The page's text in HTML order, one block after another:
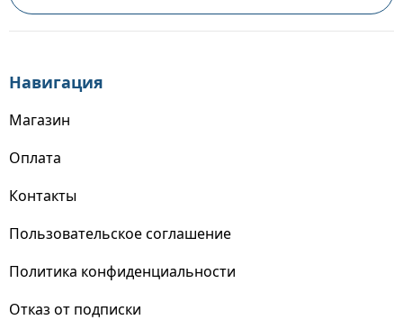
Навигация
Магазин
Оплата
Контакты
Пользовательское соглашение
Политика конфиденциальности
Отказ от подписки